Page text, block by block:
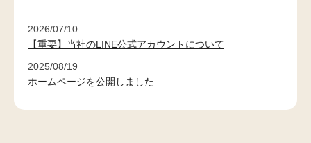
2026/07/10
【重要】当社のLINE公式アカウントについて
2025/08/19
ホームページを公開しました